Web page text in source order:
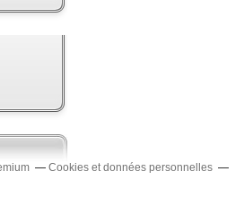
Cookies et données personnelles